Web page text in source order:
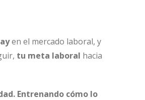
en el mercado laboral, y
tu meta laboral hacia
Entrenando cómo lo